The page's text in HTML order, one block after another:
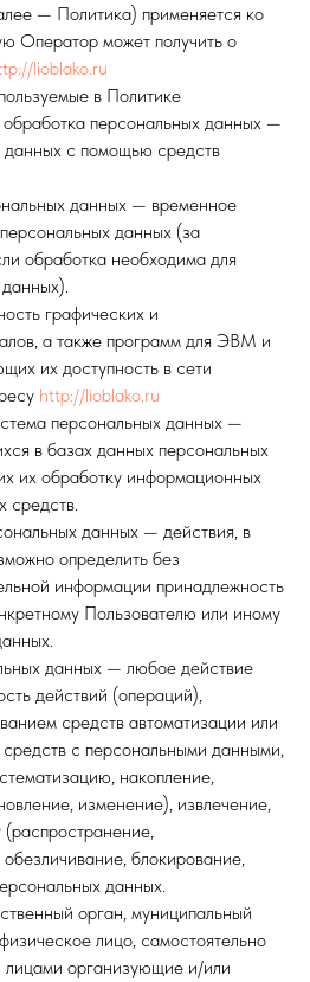
— Политика) применяется ко
Оператор может получить о
lioblako.ru
в Политике
персональных данных —
данных с помощью средств
данных — временное
данных (за
обработка необходима для
графических и
а также программ для ЭВМ и
их доступность в сети
http://lioblako.ru
персональных данных —
в базах данных персональных
их обработку информационных
средств.
данных — действия, в
определить без
информации принадлежность
Пользователю или иному
данных — любое действие
действий (операций),
средств автоматизации или
средств с персональными данными,
накопление,
изменение), извлечение,
(распространение,
блокирование,
данных.
орган, муниципальный
лицо, самостоятельно
лицами организующие и/или